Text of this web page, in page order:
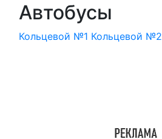
Автобусы
Кольцевой №1 Кольцевой №2